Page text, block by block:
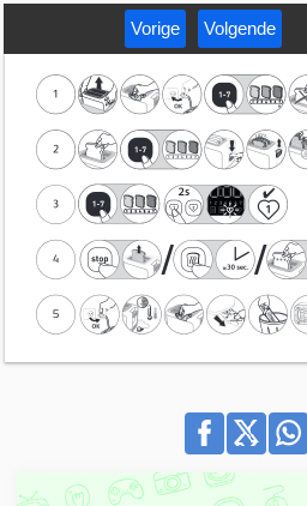
Vorige Volgende